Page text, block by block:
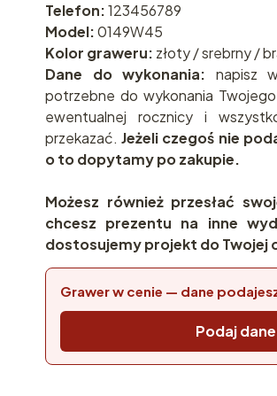
Telefon:123456789
Model:0149W45
Kolor graweru: złoty / srebrny /
Dane do wykonania: napisz
potrzebne do wykonania
ewentualnej rocznicy i
przekazać.Jeżeli czegoś nie
o to dopytamy po zakupie.
Możesz również przesłać
chcesz prezentu na inne
dostosujemy projekt do Twojej
Grawer w cenie — dane
Podaj